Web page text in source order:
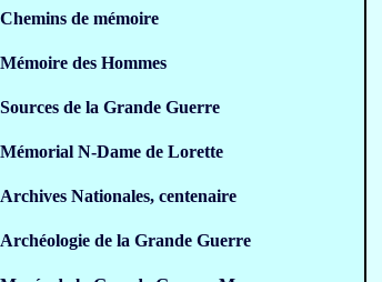
Chemins de mémoire
Mémoire des Hommes
Sources de la Grande Guerre
Mémorial N-Dame de Lorette
Archives Nationales, centenaire
Archéologie de la Grande Guerre